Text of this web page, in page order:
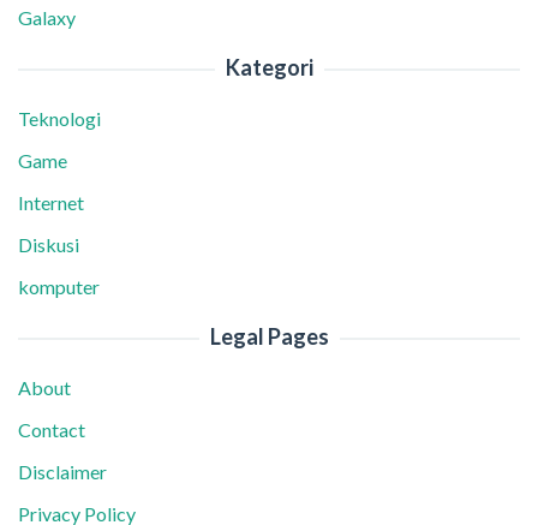
Galaxy
Kategori
Teknologi
Game
Internet
Diskusi
komputer
Legal Pages
About
Contact
Disclaimer
Privacy Policy